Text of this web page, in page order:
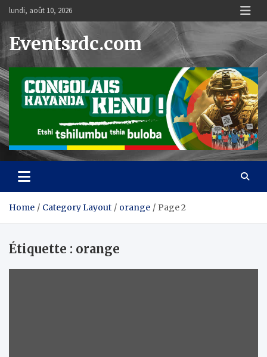
Skip
content
lundi, août 10, 2026
Eventsrdc.com
Home Category Layout orange Page 2
Étiquette : orange